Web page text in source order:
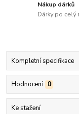
Nákup dárků
Dárky po celý
Kompletní specifikace
Hodnocení 0
Ke stažení